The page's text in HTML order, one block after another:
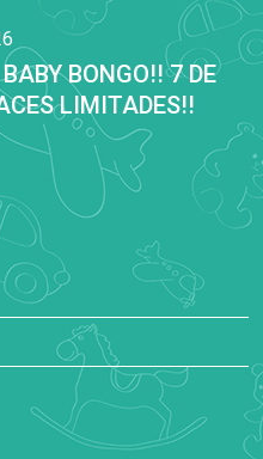
BONGO!! 7 DE
LIMITADES!!